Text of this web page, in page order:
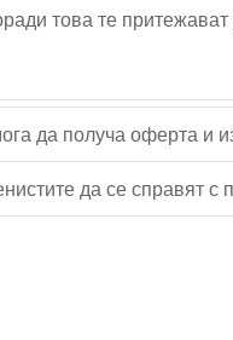
това те
да получа оферта и
да се справят с